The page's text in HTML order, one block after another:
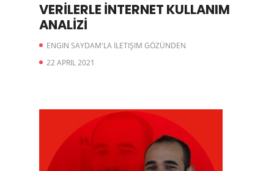
VERİLERLE İNTERNET KULLANIM
ANALİZİ
ENGIN SAYDAM'LA İLETIŞIM GÖZÜNDEN
22 APRIL 2021